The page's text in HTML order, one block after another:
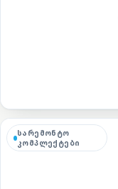
სარემონტო
კომპლექტები